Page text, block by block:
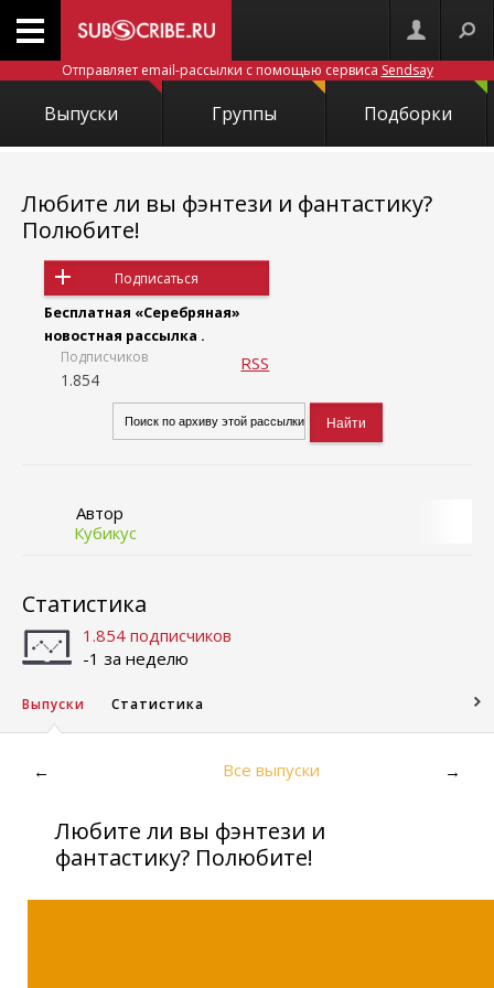
Отправляет email-рассылки с помощью сервиса Sendsay
Выпуски Группы Подборки
Любите ли вы фэнтези и фантастику?
Полюбите!
Подписаться
Бесплатная «Серебряная»
новостная рассылка .
Подписчиков
1.854
RSS
Автор
Кубикус
Статистика
1.854 подписчиков
-1 за неделю
Выпуски Статистика
← Все выпуски →
Любите ли вы фэнтези и
фантастику? Полюбите!